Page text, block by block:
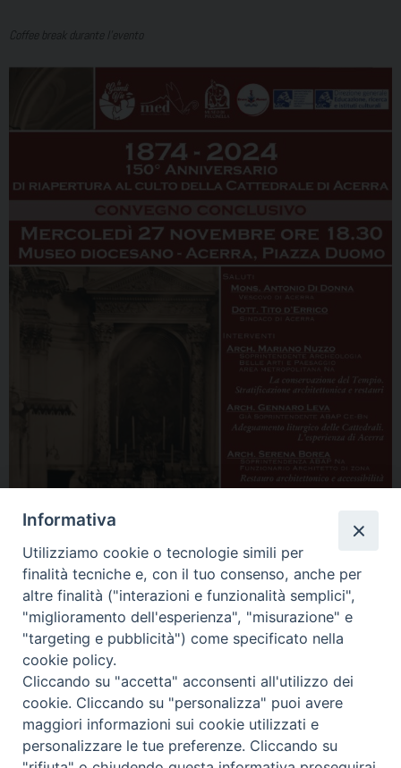
Coffee break durante l’evento
Condividi…
Informativa
Utilizziamo cookie o tecnologie simili per
finalità tecniche e, con il tuo consenso, anche per
altre finalità ("interazioni e funzionalità semplici",
"miglioramento dell'esperienza", "misurazione" e
"targeting e pubblicità") come specificato nella
cookie policy.
Cliccando su "accetta" acconsenti all'utilizzo dei
cookie. Cliccando su "personalizza" puoi avere
maggiori informazioni sui cookie utilizzati e
personalizzare le tue preferenze. Cliccando su